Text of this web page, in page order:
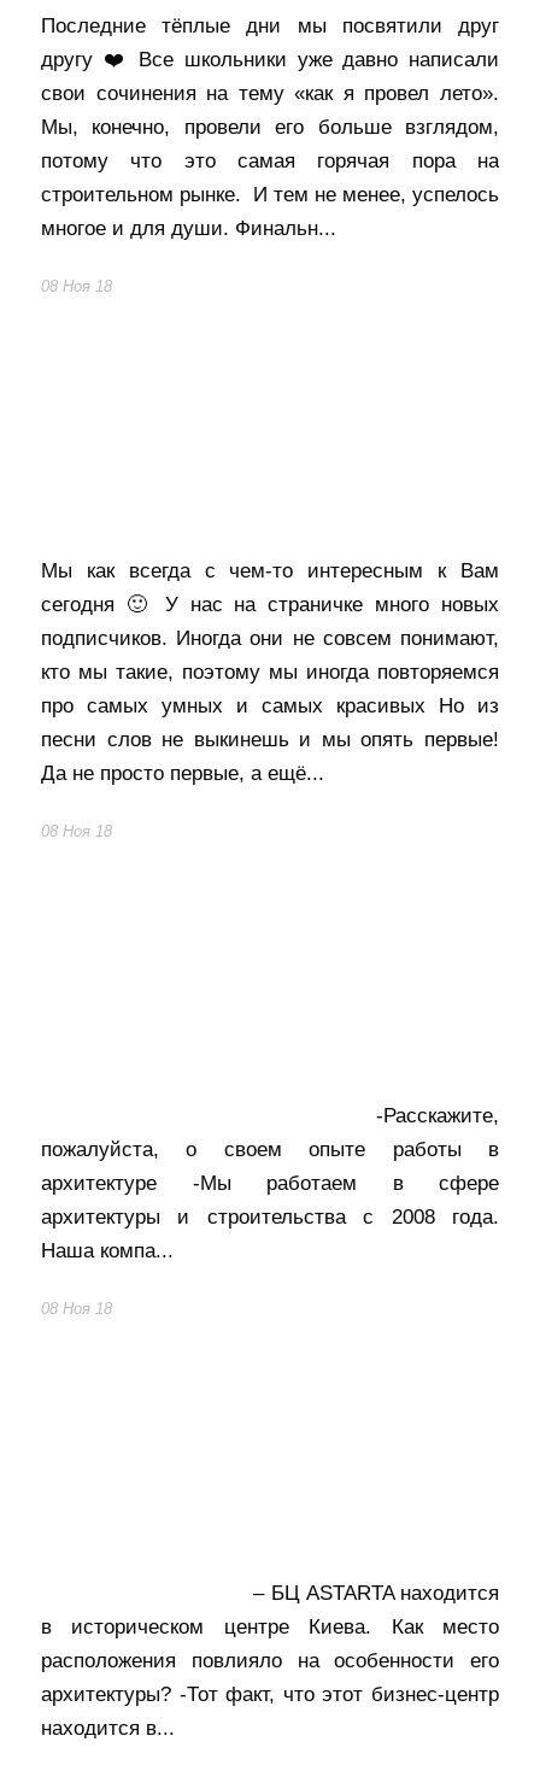
Последние тёплые дни мы посвятили друг
другу ❤️ Все школьники уже давно написали
свои сочинения на тему «как я провел лето».
Мы, конечно, провели его больше взглядом,
потому что это самая горячая пора на
строительном рынке. И тем не менее, успелось
многое и для души. Финальн...
08 Ноя 18
Мы как всегда с чем-то интересным к Вам
сегодня 🙂 У нас на страничке много новых
подписчиков. Иногда они не совсем понимают,
кто мы такие, поэтому мы иногда повторяемся
про самых умных и самых красивых Но из
песни слов не выкинешь и мы опять первые!
Да не просто первые, а ещё...
08 Ноя 18
-Расскажите,
пожалуйста, о своем опыте работы в
архитектуре -Мы работаем в сфере
архитектуры и строительства с 2008 года.
Наша компа...
08 Ноя 18
– БЦ ASTARTA находится
в историческом центре Киева. Как место
расположения повлияло на особенности его
архитектуры? -Тот факт, что этот бизнес-центр
находится в...